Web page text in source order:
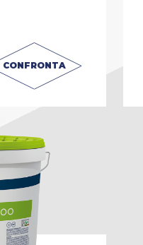
CONFRONTA